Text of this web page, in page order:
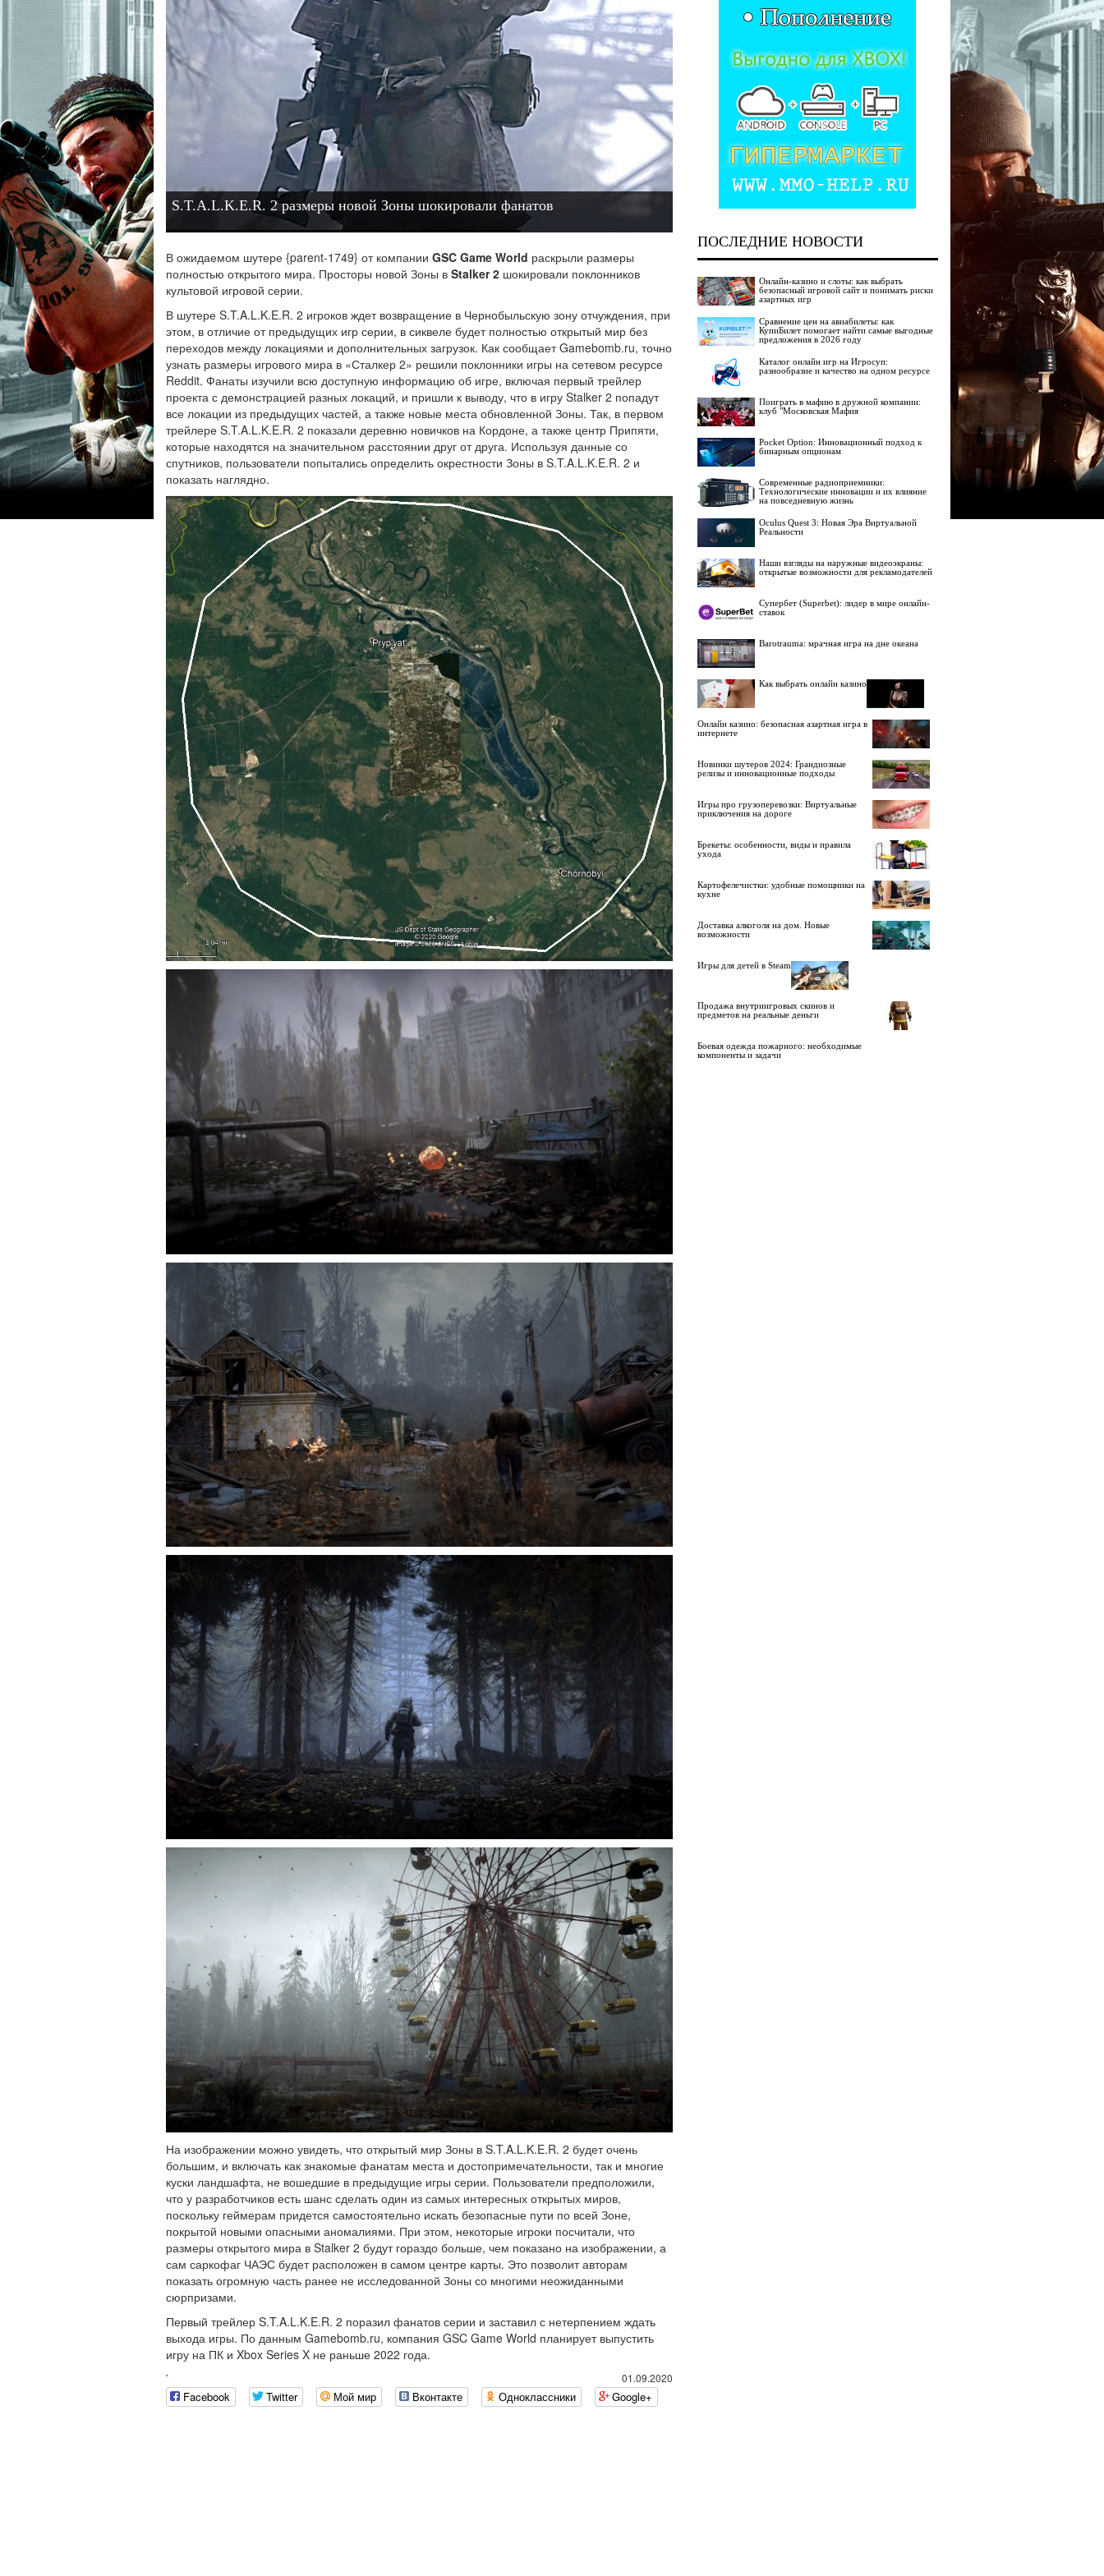
S.T.A.L.K.E.R. 2 размеры новой Зоны шокировали фанатов
В ожидаемом шутере {parent-1749} от компании GSC Game World раскрыли размеры
полностью открытого мира. Просторы новой Зоны в Stalker 2 шокировали поклонников
культовой игровой серии.
В шутере S.T.A.L.K.E.R. 2 игроков ждет возвращение в Чернобыльскую зону отчуждения, при
этом, в отличие от предыдущих игр серии, в сиквеле будет полностью открытый мир без
переходов между локациями и дополнительных загрузок. Как сообщает Gamebomb.ru, точно
узнать размеры игрового мира в «Сталкер 2» решили поклонники игры на сетевом ресурсе
Reddit. Фанаты изучили всю доступную информацию об игре, включая первый трейлер
проекта с демонстрацией разных локаций, и пришли к выводу, что в игру Stalker 2 попадут
все локации из предыдущих частей, а также новые места обновленной Зоны. Так, в первом
трейлере S.T.A.L.K.E.R. 2 показали деревню новичков на Кордоне, а также центр Припяти,
которые находятся на значительном расстоянии друг от друга. Используя данные со
спутников, пользователи попытались определить окрестности Зоны в S.T.A.L.K.E.R. 2 и
показать наглядно.
На изображении можно увидеть, что открытый мир Зоны в S.T.A.L.K.E.R. 2 будет очень
большим, и включать как знакомые фанатам места и достопримечательности, так и многие
куски ландшафта, не вошедшие в предыдущие игры серии. Пользователи предположили,
что у разработчиков есть шанс сделать один из самых интересных открытых миров,
поскольку геймерам придется самостоятельно искать безопасные пути по всей Зоне,
покрытой новыми опасными аномалиями. При этом, некоторые игроки посчитали, что
размеры открытого мира в Stalker 2 будут гораздо больше, чем показано на изображении, а
сам саркофаг ЧАЭС будет расположен в самом центре карты. Это позволит авторам
показать огромную часть ранее не исследованной Зоны со многими неожиданными
сюрпризами.
Первый трейлер S.T.A.L.K.E.R. 2 поразил фанатов серии и заставил с нетерпением ждать
выхода игры. По данным Gamebomb.ru, компания GSC Game World планирует выпустить
игру на ПК и Xbox Series X не раньше 2022 года.
01.09.2020
`
Facebook Twitter Мой мир Вконтакте Одноклассники Google+
ПОСЛЕДНИЕ НОВОСТИ
Онлайн-казино и слоты: как выбрать
безопасный игровой сайт и понимать риски
азартных игр
Сравнение цен на авиабилеты: как
КупиБилет помогает найти самые выгодные
предложения в 2026 году
Каталог онлайн игр на Игросуп:
разнообразие и качество на одном ресурсе
Поиграть в мафию в дружной компании:
клуб "Московская Мафия
Pocket Option: Инновационный подход к
бинарным опционам
Современные радиоприемники:
Технологические инновации и их влияние
на повседневную жизнь
Oculus Quest 3: Новая Эра Виртуальной
Реальности
Наши взгляды на наружные видеоэкраны:
открытые возможности для рекламодателей
Супербет (Superbet): лидер в мире онлайн-
ставок
Barotrauma: мрачная игра на дне океана
Как выбрать онлайн казино
Онлайн казино: безопасная азартная игра в
интернете
Новинки шутеров 2024: Грандиозные
релизы и инновационные подходы
Игры про грузоперевозки: Виртуальные
приключения на дороге
Брекеты: особенности, виды и правила
ухода
Картофелечистки: удобные помощники на
кухне
Доставка алкоголя на дом. Новые
возможности
Игры для детей в Steam
Продажа внутриигровых скинов и
предметов на реальные деньги
Боевая одежда пожарного: необходимые
компоненты и задачи